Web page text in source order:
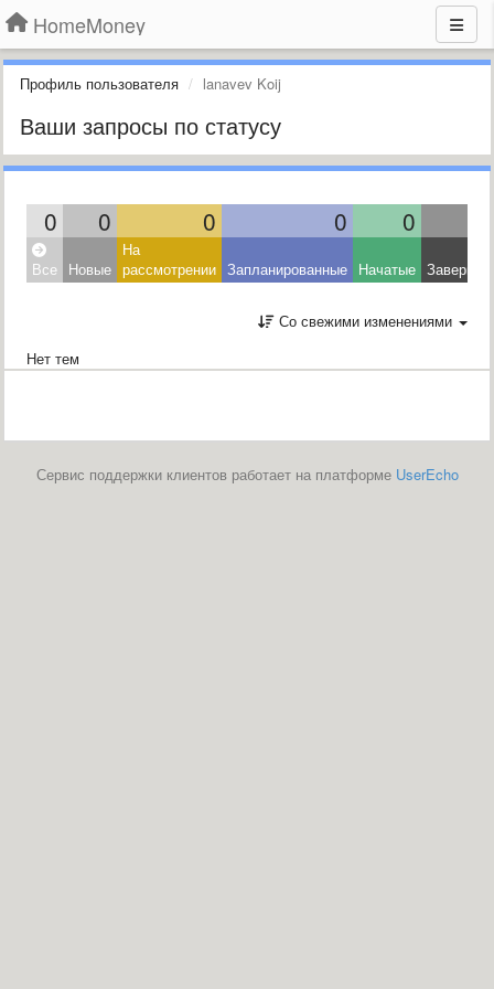
HomeMoney
Профиль пользователя lanavev Koij
Ваши запросы по статусу
0 0 0 0 0
Все Новые
На
рассмотрении Запланированные Начатые
Со свежими изменениями
Нет тем
Сервис поддержки клиентов работает на платформе UserEcho